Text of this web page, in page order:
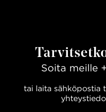
Soita meille
tai laita sähköpostia